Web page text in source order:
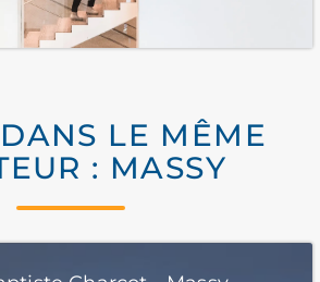
LE MÊME
: MASSY